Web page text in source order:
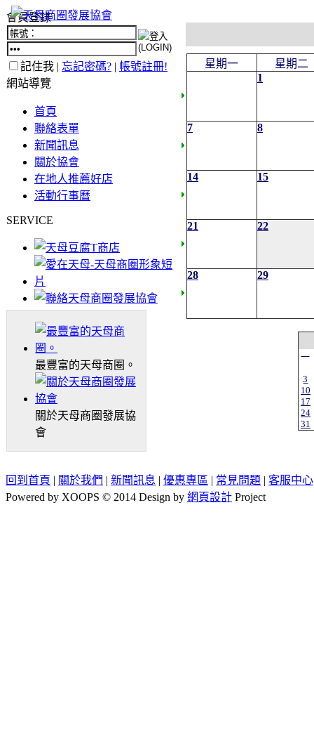
會員登錄
記住我 | 忘記密碼? | 帳號註冊!
網站導覽
首頁
聯絡表單
新聞訊息
關於協會
在地人推薦好店
活動行事曆
SERVICE
最豐富的天母商圈。
關於天母商圈發展協
會
星期一
星期二
1
7 8
14 15
21 22
28 29
一
3
10
17
24
31
回到首頁 | 關於我們 | 新聞訊息 | 優惠專區 | 常見問題 | 客服中心
Powered by XOOPS © 2014 Design by 網頁設計 Project